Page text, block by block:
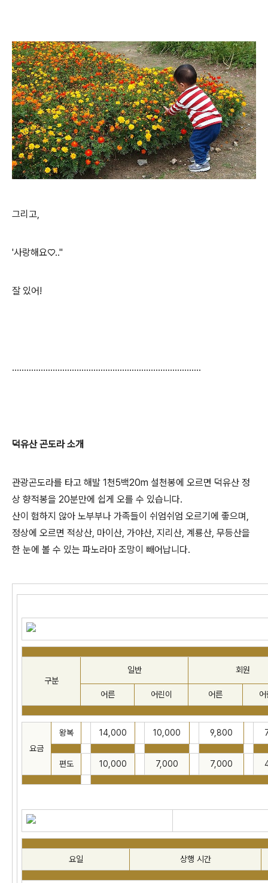
그리고,
'사랑해요♡.."
잘 있어!
...............................................................................
덕유산 곤도라 소개
관광곤도라를 타고 해발 1천5백20m 설천봉에 오르면 덕유산 정
상 향적봉을 20분만에 쉽게 오를 수 있습니다.
산이 험하지 않아 노부부나 가족들이 쉬엄쉬엄 오르기에 좋으며,
정상에 오르면 적상산, 마이산, 가야산, 지리산, 계룡산, 무등산을
한 눈에 볼 수 있는 파노라마 조망이 빼어납니다.
구분
일반 회원
어른 어린이 어른
요금
왕복 14,000 10,000 9,800
편도 10,000 7,000 7,000
요일 상행 시간